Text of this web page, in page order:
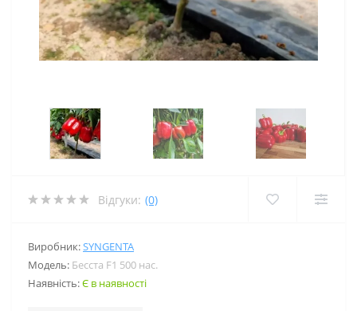
Відгуки: (0)
Виробник:SYNGENTA
Модель: Бесста F1 500 нас.
Наявність:Є в наявності